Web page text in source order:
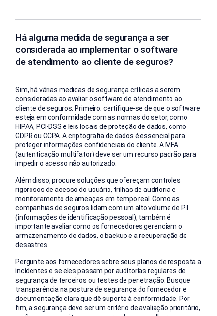
Há alguma medida de segurança a ser
considerada ao implementar o software
de atendimento ao cliente de seguros?
Sim, há várias medidas de segurança críticas a serem
consideradas ao avaliar o software de atendimento ao
cliente de seguros. Primeiro, certifique-se de que o software
esteja em conformidade com as normas do setor, como
HIPAA, PCI-DSS e leis locais de proteção de dados, como
GDPR ou CCPA. A criptografia de dados é essencial para
proteger informações confidenciais do cliente. A MFA
(autenticação multifator) deve ser um recurso padrão para
impedir o acesso não autorizado.
Além disso, procure soluções que ofereçam controles
rigorosos de acesso do usuário, trilhas de auditoria e
monitoramento de ameaças em tempo real. Como as
companhias de seguros lidam com um alto volume de PII
(informações de identificação pessoal), também é
importante avaliar como os fornecedores gerenciam o
armazenamento de dados, o backup e a recuperação de
desastres.
Pergunte aos fornecedores sobre seus planos de resposta a
incidentes e se eles passam por auditorias regulares de
segurança de terceiros ou testes de penetração. Busque
transparência na postura de segurança do fornecedor e
documentação clara que dê suporte à conformidade. Por
fim, a segurança deve ser um critério de avaliação prioritário,